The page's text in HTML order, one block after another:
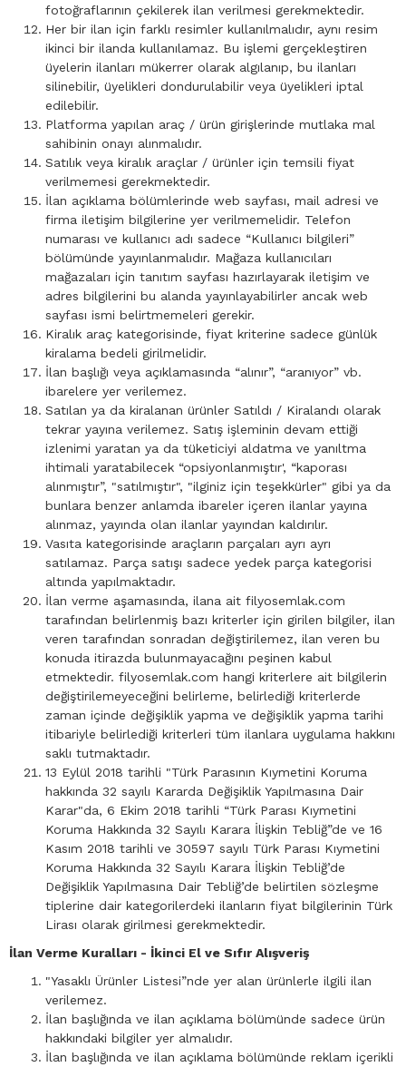
fotoğraflarının çekilerek ilan verilmesi gerekmektedir.
Her bir ilan için farklı resimler kullanılmalıdır, aynı resim
ikinci bir ilanda kullanılamaz. Bu işlemi gerçekleştiren
üyelerin ilanları mükerrer olarak algılanıp, bu ilanları
silinebilir, üyelikleri dondurulabilir veya üyelikleri iptal
edilebilir.
Platforma yapılan araç / ürün girişlerinde mutlaka mal
sahibinin onayı alınmalıdır.
Satılık veya kiralık araçlar / ürünler için temsili fiyat
verilmemesi gerekmektedir.
İlan açıklama bölümlerinde web sayfası, mail adresi ve
firma iletişim bilgilerine yer verilmemelidir. Telefon
numarası ve kullanıcı adı sadece “Kullanıcı bilgileri”
bölümünde yayınlanmalıdır. Mağaza kullanıcıları
mağazaları için tanıtım sayfası hazırlayarak iletişim ve
adres bilgilerini bu alanda yayınlayabilirler ancak web
sayfası ismi belirtmemeleri gerekir.
Kiralık araç kategorisinde, fiyat kriterine sadece günlük
kiralama bedeli girilmelidir.
İlan başlığı veya açıklamasında “alınır”, “aranıyor” vb.
ibarelere yer verilemez.
Satılan ya da kiralanan ürünler Satıldı / Kiralandı olarak
tekrar yayına verilemez. Satış işleminin devam ettiği
izlenimi yaratan ya da tüketiciyi aldatma ve yanıltma
ihtimali yaratabilecek “opsiyonlanmıştır', “kaporası
alınmıştır”, "satılmıştır", "ilginiz için teşekkürler" gibi ya da
bunlara benzer anlamda ibareler içeren ilanlar yayına
alınmaz, yayında olan ilanlar yayından kaldırılır.
Vasıta kategorisinde araçların parçaları ayrı ayrı
satılamaz. Parça satışı sadece yedek parça kategorisi
altında yapılmaktadır.
İlan verme aşamasında, ilana ait filyosemlak.com
tarafından belirlenmiş bazı kriterler için girilen bilgiler, ilan
veren tarafından sonradan değiştirilemez, ilan veren bu
konuda itirazda bulunmayacağını peşinen kabul
etmektedir. filyosemlak.com hangi kriterlere ait bilgilerin
değiştirilemeyeceğini belirleme, belirlediği kriterlerde
zaman içinde değişiklik yapma ve değişiklik yapma tarihi
itibariyle belirlediği kriterleri tüm ilanlara uygulama hakkını
saklı tutmaktadır.
13 Eylül 2018 tarihli "Türk Parasının Kıymetini Koruma
hakkında 32 sayılı Kararda Değişiklik Yapılmasına Dair
Karar"da, 6 Ekim 2018 tarihli “Türk Parası Kıymetini
Koruma Hakkında 32 Sayılı Karara İlişkin Tebliğ”de ve 16
Kasım 2018 tarihli ve 30597 sayılı Türk Parası Kıymetini
Koruma Hakkında 32 Sayılı Karara İlişkin Tebliğ’de
Değişiklik Yapılmasına Dair Tebliğ’de belirtilen sözleşme
tiplerine dair kategorilerdeki ilanların fiyat bilgilerinin Türk
Lirası olarak girilmesi gerekmektedir.
İlan Verme Kuralları - İkinci El ve Sıfır Alışveriş
"Yasaklı Ürünler Listesi”nde yer alan ürünlerle ilgili ilan
verilemez.
İlan başlığında ve ilan açıklama bölümünde sadece ürün
hakkındaki bilgiler yer almalıdır.
İlan başlığında ve ilan açıklama bölümünde reklam içerikli